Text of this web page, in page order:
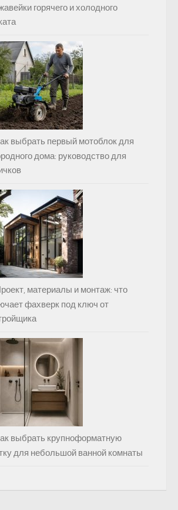
горячего и холодного
выбрать первый мотоблок для
дома: руководство для
материалы и монтаж: что
фахверк под ключ от
выбрать крупноформатную
для небольшой ванной комнаты